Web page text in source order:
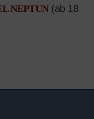
NEPTUN(ab 18